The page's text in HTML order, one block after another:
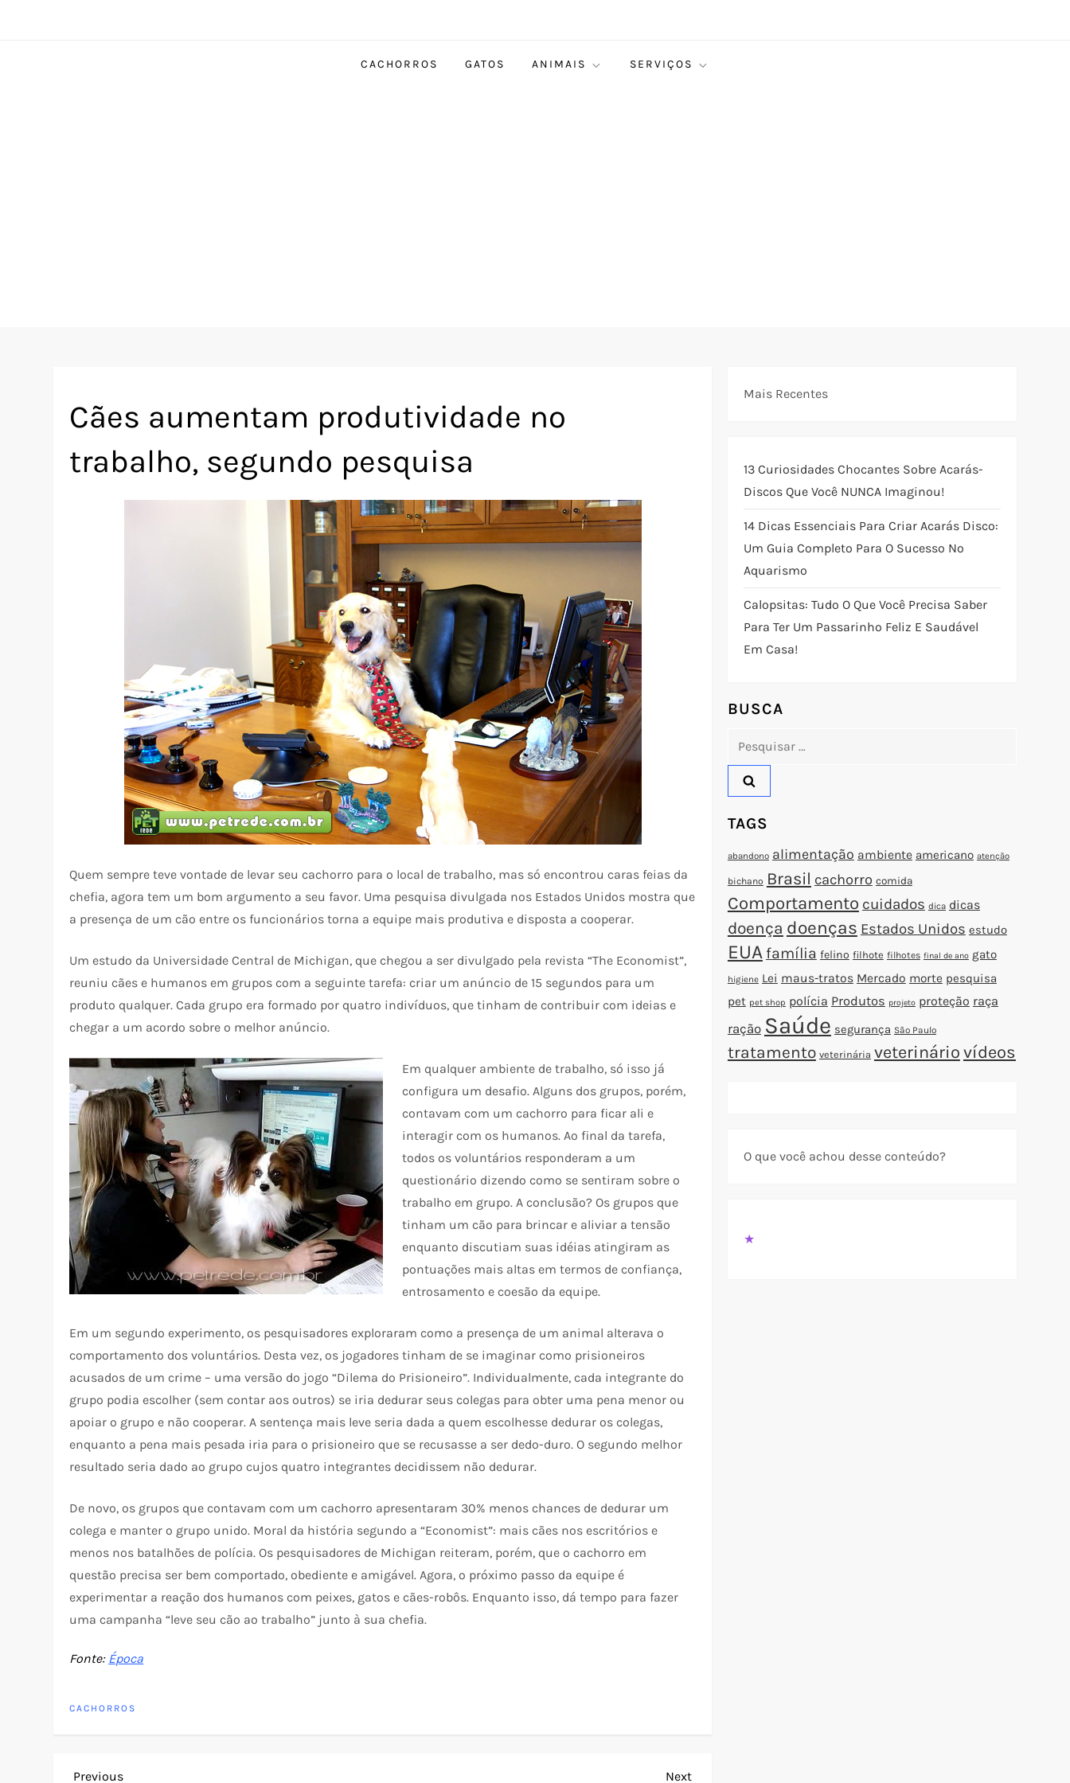
CACHORROS GATOS ANIMAIS SERVIÇOS
Cães aumentam produtividade no
trabalho, segundo pesquisa
Quem sempre teve vontade de levar seu cachorro para o local de trabalho, mas só encontrou caras feias da
chefia, agora tem um bom argumento a seu favor. Uma pesquisa divulgada nos Estados Unidos mostra que
a presença de um cão entre os funcionários torna a equipe mais produtiva e disposta a cooperar.
Um estudo da Universidade Central de Michigan, que chegou a ser divulgado pela revista “The Economist”,
reuniu cães e humanos em grupos com a seguinte tarefa: criar um anúncio de 15 segundos para um
produto qualquer. Cada grupo era formado por quatro indivíduos, que tinham de contribuir com ideias e
chegar a um acordo sobre o melhor anúncio.
Em qualquer ambiente de trabalho, só isso já
configura um desafio. Alguns dos grupos, porém,
contavam com um cachorro para ficar ali e
interagir com os humanos. Ao final da tarefa,
todos os voluntários responderam a um
questionário dizendo como se sentiram sobre o
trabalho em grupo. A conclusão? Os grupos que
tinham um cão para brincar e aliviar a tensão
enquanto discutiam suas idéias atingiram as
pontuações mais altas em termos de confiança,
entrosamento e coesão da equipe.
Em um segundo experimento, os pesquisadores exploraram como a presença de um animal alterava o
comportamento dos voluntários. Desta vez, os jogadores tinham de se imaginar como prisioneiros
acusados de um crime – uma versão do jogo “Dilema do Prisioneiro”. Individualmente, cada integrante do
grupo podia escolher (sem contar aos outros) se iria dedurar seus colegas para obter uma pena menor ou
apoiar o grupo e não cooperar. A sentença mais leve seria dada a quem escolhesse dedurar os colegas,
enquanto a pena mais pesada iria para o prisioneiro que se recusasse a ser dedo-duro. O segundo melhor
resultado seria dado ao grupo cujos quatro integrantes decidissem não dedurar.
De novo, os grupos que contavam com um cachorro apresentaram 30% menos chances de dedurar um
colega e manter o grupo unido. Moral da história segundo a “Economist”: mais cães nos escritórios e
menos nos batalhões de polícia. Os pesquisadores de Michigan reiteram, porém, que o cachorro em
questão precisa ser bem comportado, obediente e amigável. Agora, o próximo passo da equipe é
experimentar a reação dos humanos com peixes, gatos e cães-robôs. Enquanto isso, dá tempo para fazer
uma campanha “leve seu cão ao trabalho” junto à sua chefia.
Fonte: Época
CACHORROS
Previous
Previous Next
Next
Mais Recentes
13 Curiosidades Chocantes Sobre Acarás-
Discos Que Você NUNCA Imaginou!
14 Dicas Essenciais Para Criar Acarás Disco:
Um Guia Completo Para O Sucesso No
Aquarismo
Calopsitas: Tudo O Que Você Precisa Saber
Para Ter Um Passarinho Feliz E Saudável
Em Casa!
BUSCA
Pesquisar
TAGS
abandono alimentação ambiente americano atenção
bichano Brasil cachorro comida
Comportamento cuidados dica dicas
doença doenças Estados Unidos estudo
EUA família felino filhote filhotes final de ano gato
higiene Lei maus-tratos Mercado morte pesquisa
pet pet shop polícia Produtos projeto proteção raça
ração Saúde segurança São Paulo
tratamento veterinária veterináriovídeos
O que você achou desse conteúdo?
★